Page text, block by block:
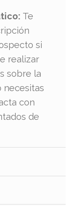
Te
si
realizar
sobre la
necesitas
con
de